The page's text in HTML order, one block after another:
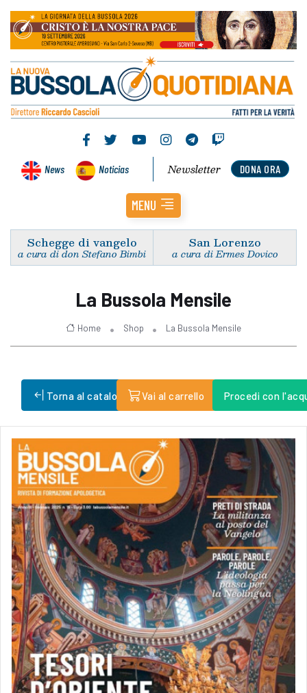
News Noticias DONA ORA
Newsletter
MENU
Schegge di vangelo
a cura di don Stefano Bimbi
San Lorenzo
a cura di Ermes Dovico
La Bussola Mensile
Home Shop La Bussola Mensile
Torna al catalogo Vai al carrello Procedi con